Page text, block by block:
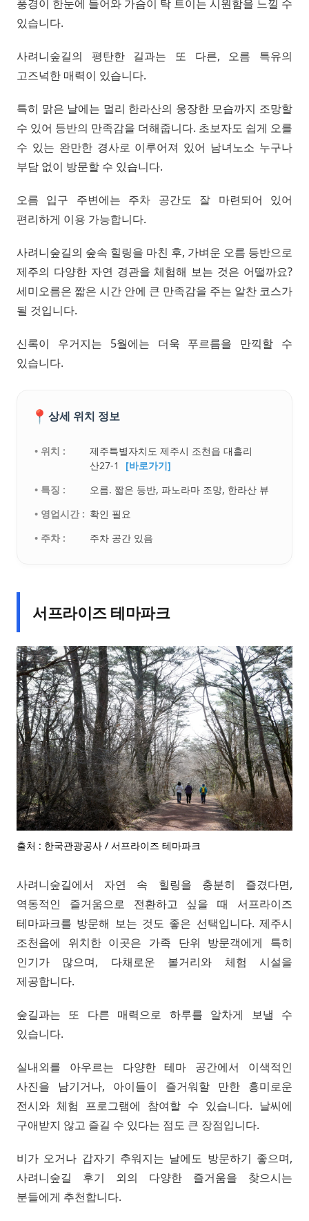
풍경이 한눈에 들어와 가슴이 탁 트이는 시원함을 느낄 수
있습니다.
사려니숲길의 평탄한 길과는 또 다른, 오름 특유의
고즈넉한 매력이 있습니다.
특히 맑은 날에는 멀리 한라산의 웅장한 모습까지 조망할
수 있어 등반의 만족감을 더해줍니다. 초보자도 쉽게 오를
수 있는 완만한 경사로 이루어져 있어 남녀노소 누구나
부담 없이 방문할 수 있습니다.
오름 입구 주변에는 주차 공간도 잘 마련되어 있어
편리하게 이용 가능합니다.
사려니숲길의 숲속 힐링을 마친 후, 가벼운 오름 등반으로
제주의 다양한 자연 경관을 체험해 보는 것은 어떨까요?
세미오름은 짧은 시간 안에 큰 만족감을 주는 알찬 코스가
될 것입니다.
신록이 우거지는 5월에는 더욱 푸르름을 만끽할 수
있습니다.
📍 상세 위치 정보
• 위치 :
제주특별자치도 제주시 조천읍 대흘리
산27-1
[바로가기]
• 특징 :
오름. 짧은 등반, 파노라마 조망, 한라산 뷰
• 영업시간 : 확인 필요
• 주차 :
주차 공간 있음
서프라이즈 테마파크
출처 : 한국관광공사 / 서프라이즈 테마파크
사려니숲길에서 자연 속 힐링을 충분히 즐겼다면,
역동적인 즐거움으로 전환하고 싶을 때 서프라이즈
테마파크를 방문해 보는 것도 좋은 선택입니다. 제주시
조천읍에 위치한 이곳은 가족 단위 방문객에게 특히
인기가 많으며, 다채로운 볼거리와 체험 시설을
제공합니다.
숲길과는 또 다른 매력으로 하루를 알차게 보낼 수
있습니다.
실내외를 아우르는 다양한 테마 공간에서 이색적인
사진을 남기거나, 아이들이 즐거워할 만한 흥미로운
전시와 체험 프로그램에 참여할 수 있습니다. 날씨에
구애받지 않고 즐길 수 있다는 점도 큰 장점입니다.
비가 오거나 갑자기 추워지는 날에도 방문하기 좋으며,
사려니숲길 후기 외의 다양한 즐거움을 찾으시는
분들에게 추천합니다.